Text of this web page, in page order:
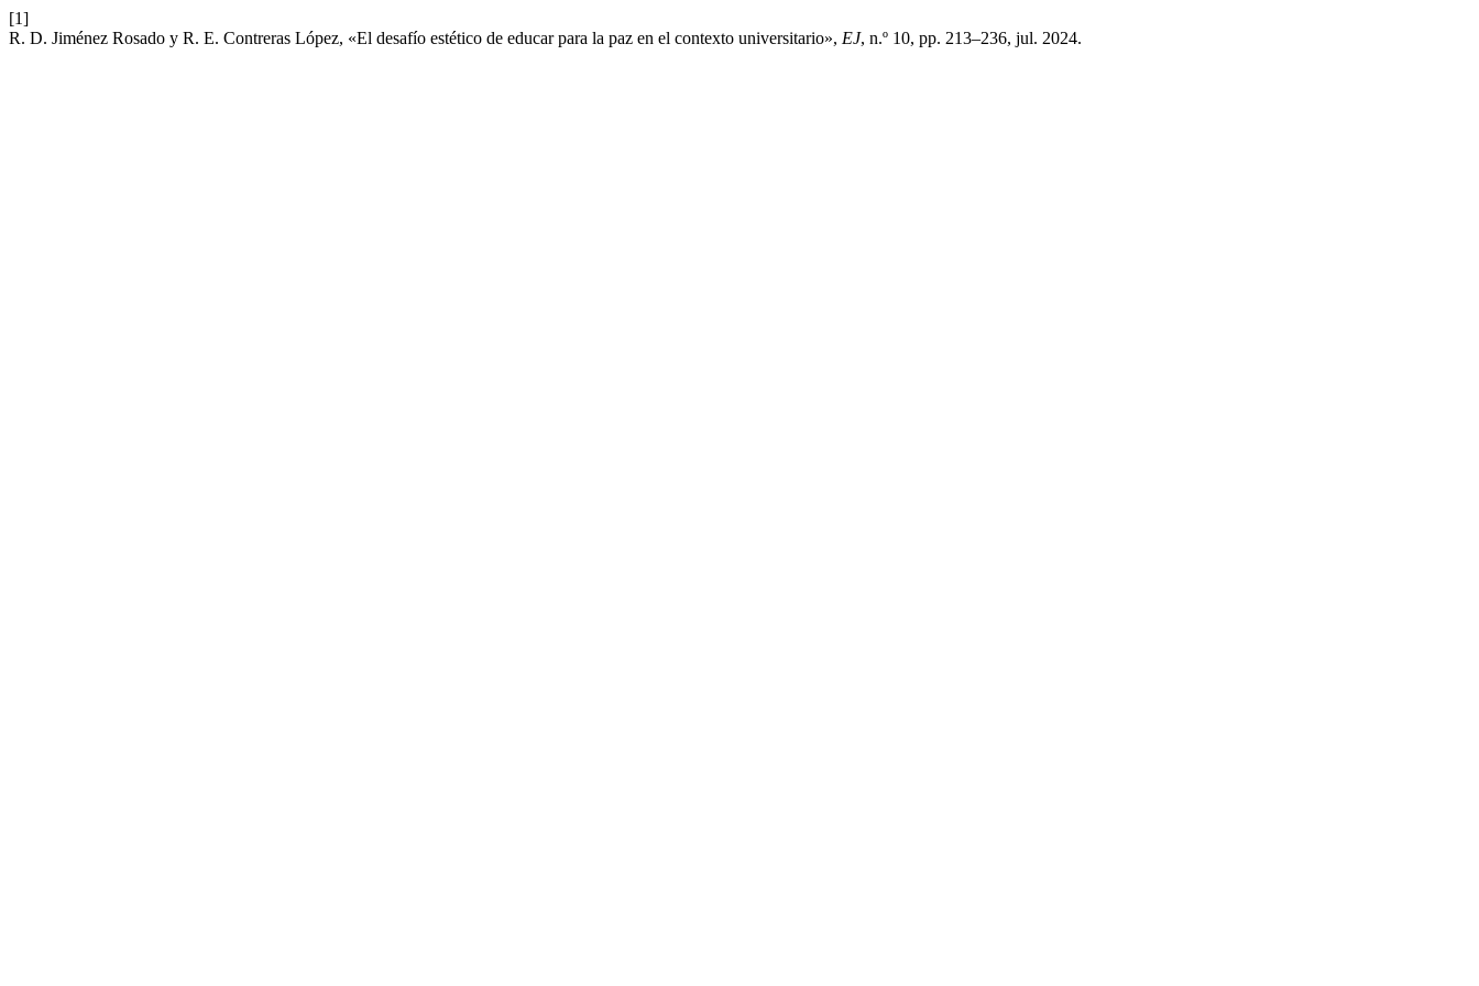
[1]
R. D. Jiménez Rosado y R. E. Contreras López, «El desafío estético de educar para la paz en el contexto universitario», EJ, n.º 10, pp. 213–236, jul. 2024.